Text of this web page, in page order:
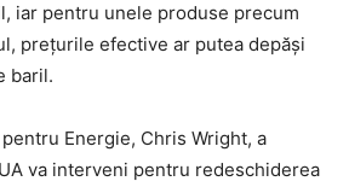
iar pentru unele produse precum
prețurile efective ar putea depăși
baril.
Energie, Chris Wright, a
va interveni pentru redeschiderea